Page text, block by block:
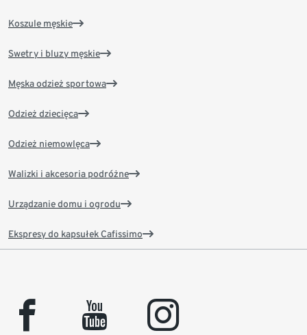
Koszule męskie
Swetry i bluzy męskie
Męska odzież sportowa
Odzież dziecięca
Odzież niemowlęca
Walizki i akcesoria podróżne
Urządzanie domu i ogrodu
Ekspresy do kapsułek Cafissimo
facebook youtube instagram